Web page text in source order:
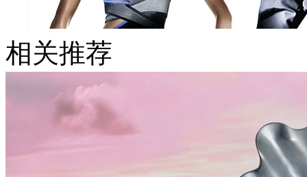
相关推荐